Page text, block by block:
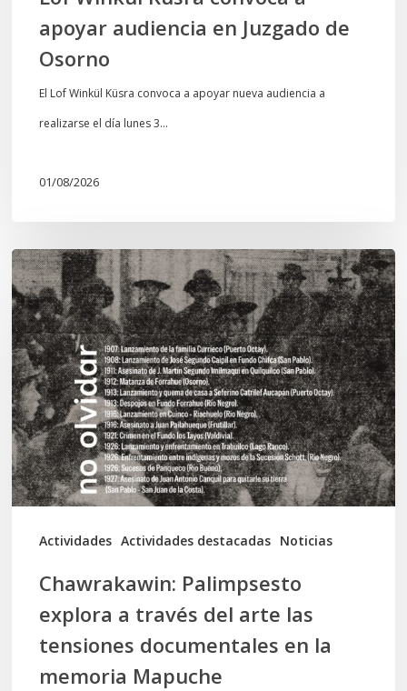
apoyar audiencia en Juzgado de
Osorno
El Lof Winkül Küsra convoca a apoyar nueva audiencia a
realizarse el día lunes 3…
01/08/2026
Actividades Actividades destacadas Noticias
Chawrakawin:
Palimpsesto
explora
a
través
del
arte
las
tensiones
documentales
memoria
Mapuche
Chawrakawin: Palimpsesto
explora a través del arte las
tensiones documentales en la
memoria Mapuche